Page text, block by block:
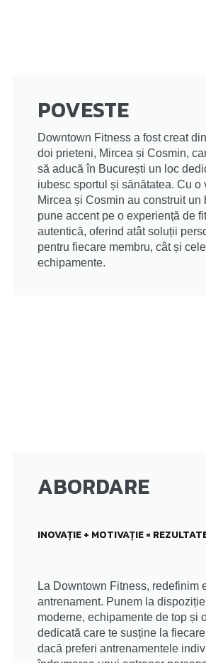
POVESTE
Downtown Fitness a fost creat
doi prieteni, Mircea și Cosmin,
să aducă în București un loc
iubesc sportul și sănătatea. Cu o
Mircea și Cosmin au construit un
pune accent pe o experiență de
autentică, oferind atât soluții
pentru fiecare membru, cât și
echipamente.
ABORDARE
INOVAȚIE + MOTIVAȚIE =
La Downtown Fitness, redefinim
antrenament. Punem la
moderne, echipamente de top și
dedicată care te susține la
dacă preferi antrenamentele